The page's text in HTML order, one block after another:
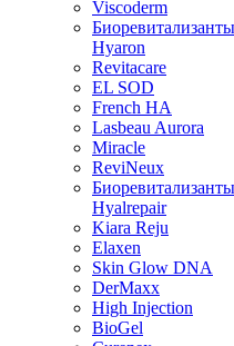
Viscoderm
Биоревитализанты
Hyaron
Revitacare
EL SOD
French HA
Lasbeau Aurora
Miracle
ReviNeux
Биоревитализанты
Hyalrepair
Kiara Reju
Elaxen
Skin Glow DNA
DerMaxx
High Injection
BioGel